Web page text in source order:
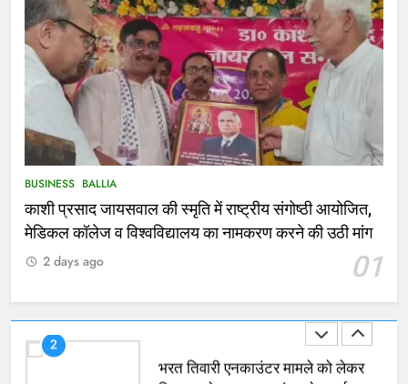
BUSINESS BALLIA
काशी प्रसाद जायसवाल की स्मृति में राष्ट्रीय संगोष्ठी आयोजित,
मेडिकल कॉलेज व विश्वविद्यालय का नामकरण करने की उठी मांग
01
2 days ago
Ballia : थैंक्यू बलिया पुलिस: पीड़िता को
मिले 1.38 लाख रूपये
NATIONAL बलिया
कोचिंग सेंटर में लगी भीषण आग, जान
बचाने के लिए छात्रों ने लगाई छलांग, कई
2
भरत तिवारी एनकाउंटर मामले को लेकर
सियासत तेज, भाजपा सांसद ने बताई हत्या
NATIONAL POLITICS
3
Ballia : छितौनी क्रॉसिंग पर बनेगा 196